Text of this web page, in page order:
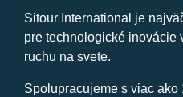
Sitour International je
pre technologické inovácie
ruchu na svete.
Spolupracujeme s viac ako